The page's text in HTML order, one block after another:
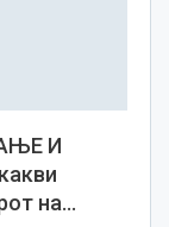
И
на…